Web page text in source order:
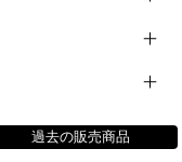
過去の販売商品